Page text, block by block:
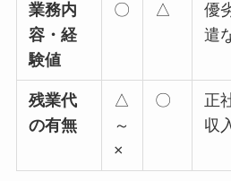
業務内
容・経
験値
〇 △
優
遣
残業代
の有無
△
～
×
〇
正
収